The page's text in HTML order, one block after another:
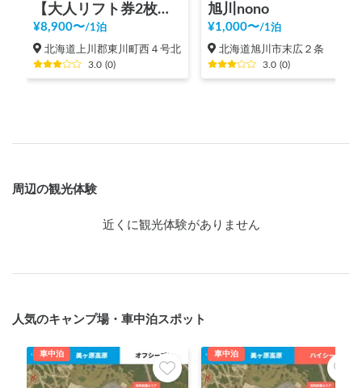
【大人リフト券2枚込み】キャンモア・スキービレッジ
¥8,900〜/1泊
北海道上川郡東川町西４号北
3.0 (0)
旭川nono
¥1,000〜/1泊
北海道旭川市末広２条
3.0 (0)
周辺の観光体験
近くに観光体験がありません
人気のキャンプ場・車中泊スポット
車中泊 車中泊